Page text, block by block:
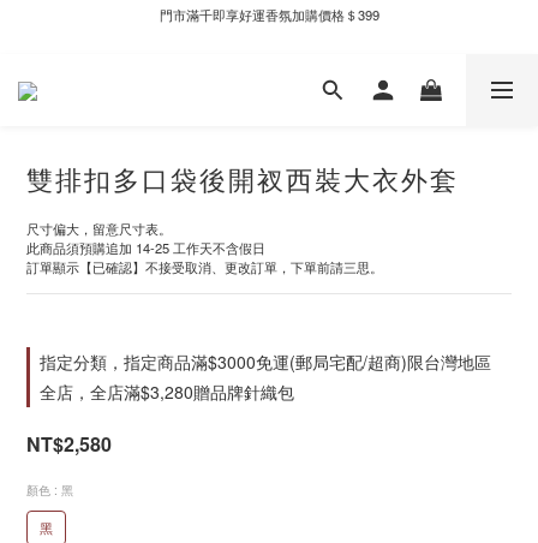
新自製款系列首批限時優惠｜單件95折，任兩件9折
門市滿千即享好運香氛加購價格＄399
雙排扣多口袋後開衩西裝大衣外套
尺寸偏大，留意尺寸表。
此商品須預購追加 14-25 工作天不含假日
訂單顯示【已確認】不接受取消、更改訂單，下單前請三思。
指定分類，指定商品滿$3000免運(郵局宅配/超商)限台灣地區
全店，全店滿$3,280贈品牌針織包
NT$2,580
顏色 : 黑
黑